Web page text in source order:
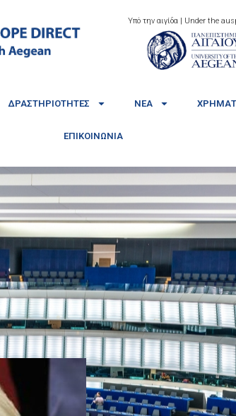
Υπό την αιγίδα | Under the
ΔΡΑΣΤΗΡΙΌΤΗΤΕΣ ΝΈΑ
ΕΠΙΚΟΙΝΩΝΊΑ